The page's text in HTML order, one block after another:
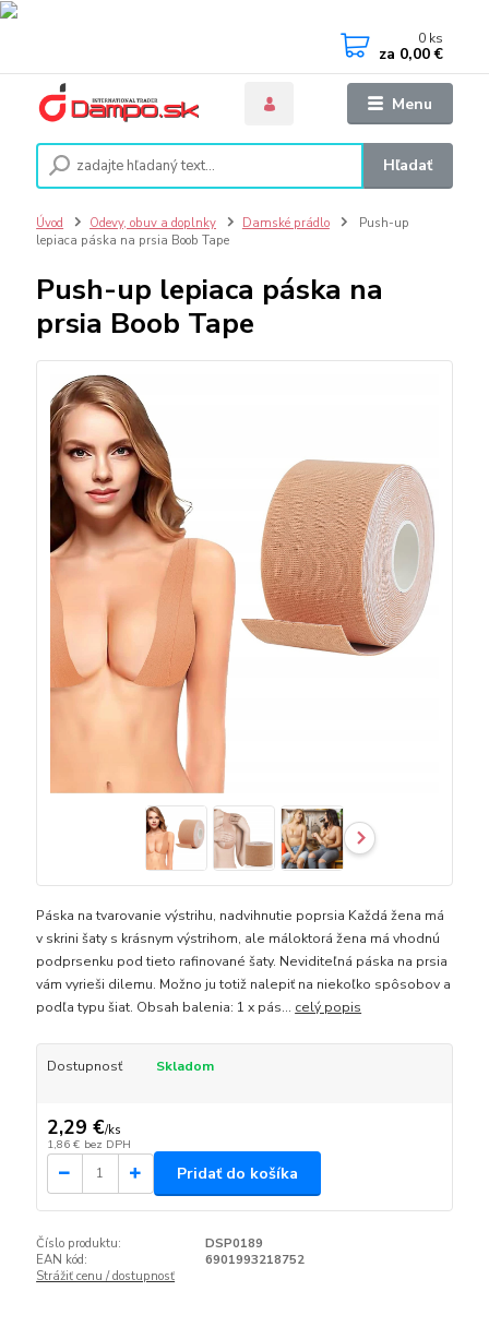
Menu
Hľadať
0 ks
za 0,00 €
Úvod Odevy, obuv a doplnky Damské prádlo
Push-up
lepiaca páska na prsia Boob Tape
Push-up lepiaca páska na
prsia Boob Tape
Páska na tvarovanie výstrihu, nadvihnutie poprsia Každá žena má
v skrini šaty s krásnym výstrihom, ale máloktorá žena má vhodnú
podprsenku pod tieto rafinované šaty. Neviditeľná páska na prsia
vám vyrieši dilemu. Možno ju totiž nalepiť na niekoľko spôsobov a
podľa typu šiat. Obsah balenia: 1 x pás... celý popis
Dostupnosť Skladom
2,29 €/ks
1,86 € bez DPH
Pridať do košíka
Číslo produktu:
DSP0189
EAN kód:
6901993218752
Strážiť cenu / dostupnosť